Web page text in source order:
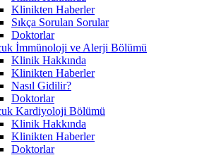
Klinikten Haberler
Sıkça Sorulan Sorular
Doktorlar
İmmünoloji ve Alerji Bölümü
Klinik Hakkında
Klinikten Haberler
Nasıl Gidilir?
Doktorlar
Kardiyoloji Bölümü
Klinik Hakkında
Klinikten Haberler
Doktorlar